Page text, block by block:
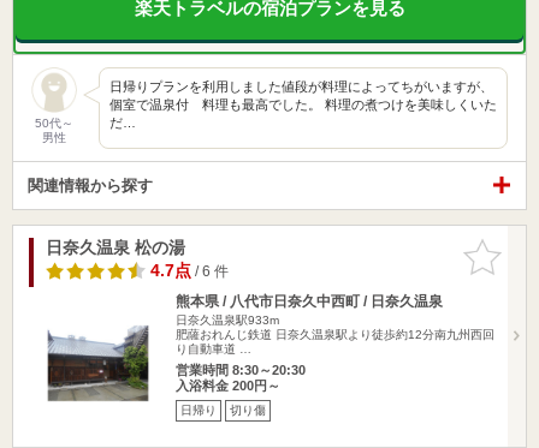
楽天トラベルの宿泊プランを見る
50代～
男性
日帰りプランを利用しました値段が料理によってちがいますが、
個室で温泉付 料理も最高でした。 料理の煮つけを美味しくいた
だ…
関連情報から探す
お気に入
りに追加
日奈久温泉 松の湯
4.7点/ 6 件
熊本県 / 八代市日奈久中西町 / 日奈久温泉
日奈久温泉駅933m
肥薩おれんじ鉄道 日奈久温泉駅より徒歩約12分南九州西回
り自動車道 …
営業時間 8:30～20:30
入浴料金 200円～
日帰り 切り傷